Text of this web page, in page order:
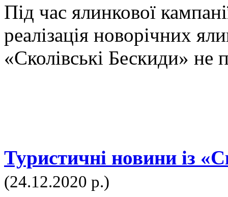
Під час ялинкової
реалізація новорічних
«Сколівські Бескиди» не
Туристичні новини із
(24.12.2020 р.)